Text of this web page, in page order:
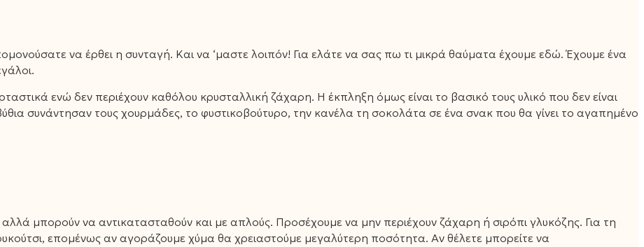
να έρθει η συνταγή. Και να ‘μαστε λοιπόν! Για ελάτε να σας πω τι μικρά θαύματα έχουμε εδώ. Έχουμε ένα
ενώ δεν περιέχουν καθόλου κρυσταλλική ζάχαρη. Η έκπληξη όμως είναι το βασικό τους υλικό που δεν είναι
συνάντησαν τους χουρμάδες, το φυστικοβούτυρο, την κανέλα τη σοκολάτα σε ένα σνακ που θα γίνει το αγαπημένο
μπορούν να αντικατασταθούν και με απλούς. Προσέχουμε να μην περιέχουν ζάχαρη ή σιρόπι γλυκόζης. Για τη
επομένως αν αγοράζουμε χύμα θα χρειαστούμε μεγαλύτερη ποσότητα. Αν θέλετε μπορείτε να